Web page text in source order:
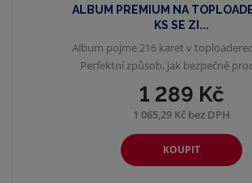
ALBUM PREMIUM NA
KS SE ZI...
1 289 Kč
1 065,29 Kč bez DPH
KOUPIT
Album pojme 216 karet v
Perfektní způsob, jak bezpečně